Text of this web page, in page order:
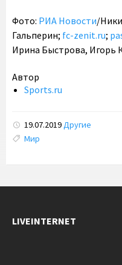
Фото: РИА Новости/
Гальперин; fc-zenit.ru;
Ирина Быстрова, Игорь
Автор
Sports.ru
19.07.2019Другие
Tags:
Мир
LIVEINTERNET